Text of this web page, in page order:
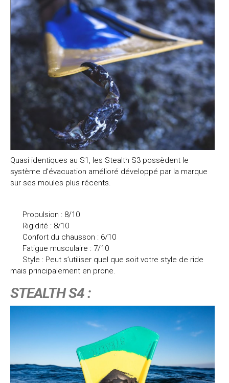
Quasi identiques au S1, les Stealth S3 possèdent le
système d’évacuation amélioré développé par la marque
sur ses moules plus récents.
Propulsion : 8/10
Rigidité : 8/10
Confort du chausson : 6/10
Fatigue musculaire : 7/10
Style : Peut s’utiliser quel que soit votre style de ride
mais principalement en prone.
STEALTH S4 :